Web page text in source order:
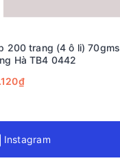
200 trang (4 ô li) 70gms
Hồng Hà TB4 0442
Instagram